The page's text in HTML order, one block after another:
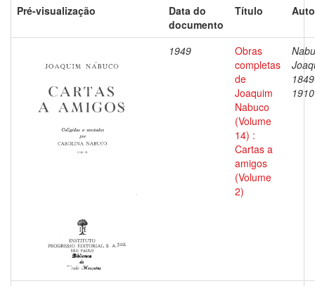
Pré-visualização
Data do
documento
Título
1949
Obras
completas
de
Joaquim
Nabuco
(Volume
14) :
Cartas a
amigos
(Volume
2)
1910